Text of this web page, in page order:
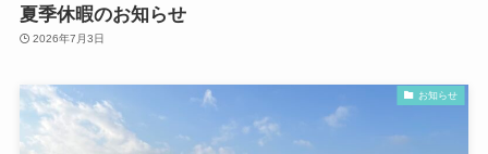
夏季休暇のお知らせ
2026年7月3日
お知らせ